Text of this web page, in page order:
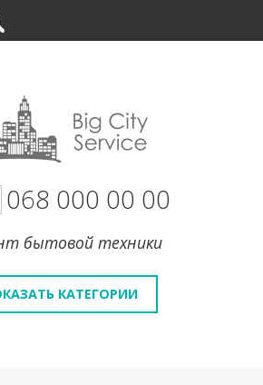
068 000 00 00
бытовой техники
КАТЕГОРИИ